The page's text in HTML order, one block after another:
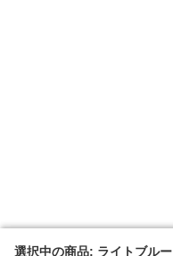
選択中の商品: ライトブルー
選択中の商品: ライトブルー